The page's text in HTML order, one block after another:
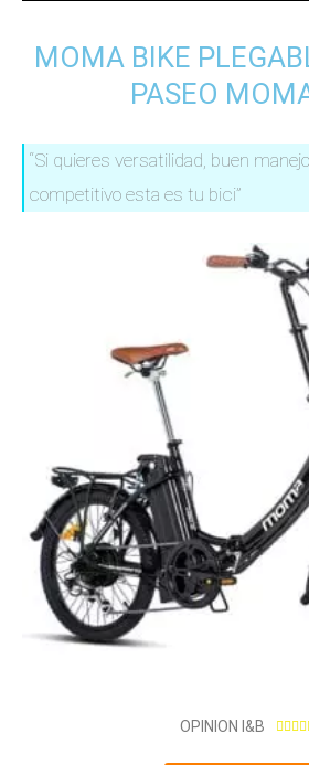
MOMA BIKE
PASEO
“Si quieres versatilidad, buen
competitivo esta es tu bici”
OPINION I&B 